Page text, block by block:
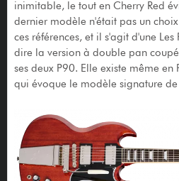
inimitable, le tout en Cherry Red
dernier modèle n'était pas un
ces références, et il s'agit d'une
dire la version à double pan
ses deux P90. Elle existe même
qui évoque le modèle signature